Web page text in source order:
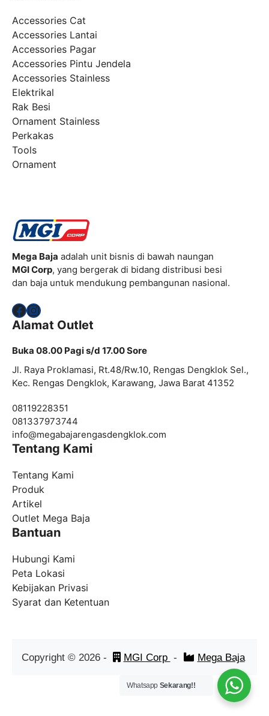
Accessories Cat
Accessories Lantai
Accessories Pagar
Accessories Pintu Jendela
Accessories Stainless
Elektrikal
Rak Besi
Ornament Stainless
Perkakas
Tools
Ornament
Mega Baja adalah unit bisnis di bawah naungan
MGI Corp, yang bergerak di bidang distribusi besi
dan baja untuk mendukung pembangunan nasional.
Facebook
Instagram
Alamat Outlet
Buka 08.00 Pagi s/d 17.00 Sore
Jl. Raya Proklamasi, Rt.48/Rw.10, Rengas Dengklok Sel.,
Kec. Rengas Dengklok, Karawang, Jawa Barat 41352
08119228351
081337973744
info@megabajarengasdengklok.com
Tentang Kami
Tentang Kami
Produk
Artikel
Outlet Mega Baja
Bantuan
Hubungi Kami
Peta Lokasi
Kebijakan Privasi
Syarat dan Ketentuan
Copyright © 2026- MGI Corp - Mega Baja
Whatsapp Sekarang!!